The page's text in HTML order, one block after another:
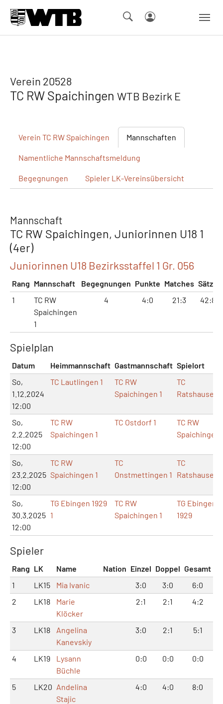
Verein 20528
TC RW Spaichingen WTB Bezirk E
Verein TC RW Spaichingen Mannschaften
Namentliche Mannschaftsmeldung
Begegnungen Spieler LK-Vereinsübersicht
Mannschaft
TC RW Spaichingen, Juniorinnen U18 1
(4er)
Juniorinnen U18 Bezirksstaffel 1 Gr. 056
Rang Mannschaft Begegnungen Punkte Matches Sätze
1
TC RW
Spaichingen
1
4 4:0 21:3 42:8
Spielplan
Datum Heimmannschaft Gastmannschaft Spielort
So,
1.12.2024
12:00
TC Lautlingen 1
TC RW
Spaichingen 1
TC
Ratshausen
So,
2.2.2025
12:00
TC RW
Spaichingen 1
TC Ostdorf 1
TC RW
Spaichingen
So,
23.2.2025
12:00
TC RW
Spaichingen 1
TC
Onstmettingen 1
TC
Ratshausen
So,
30.3.2025
12:00
TG Ebingen 1929
1
TC RW
Spaichingen 1
TG Ebingen
1929
Spieler
Rang LK Name Nation Einzel Doppel Gesamt
1
LK15 Mia Ivanic 3:0 3:0
6:0
2
LK18
Marie
Klöcker
2:1 2:1 4:2
3 LK18
Angelina
Kanevskiy
3:0 2:1 5:1
4 LK19
Lysann
Büchle
0:0 0:0 0:0
5 LK20 Andelina
Stajic
4:0 4:0 8:0